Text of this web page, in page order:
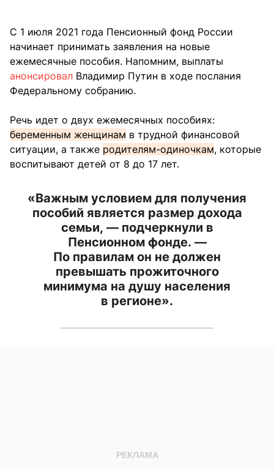
C 1 июля 2021 года Пенсионный фонд России
начинает принимать заявления на новые
ежемесячные пособия. Напомним, выплаты
анонсировал Владимир Путин в ходе послания
Федеральному собранию.
Речь идет о двух ежемесячных пособиях:
беременным женщинам в трудной финансовой
ситуации, а также родителям-одиночкам, которые
воспитывают детей от 8 до 17 лет.
«Важным условием для получения
пособий является размер дохода
семьи, — подчеркнули в
Пенсионном фонде. —
По правилам он не должен
превышать прожиточного
минимума на душу населения
в регионе».